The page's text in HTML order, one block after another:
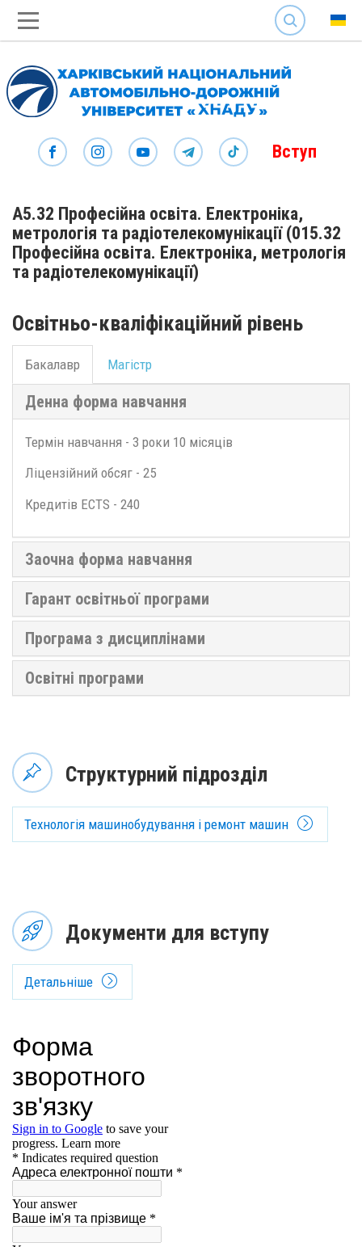
SEARCH
Вступ
А5.32 Професійна освіта. Електроніка,
метрологія та радіотелекомунікації (015.32
Професійна освіта. Електроніка, метрологія
та радіотелекомунікації)
Освітньо-кваліфікаційний рівень
Бакалавр Магістр
Денна форма навчання
Термін навчання - 3 роки 10 місяців
Ліцензійний обсяг - 25
Кредитів ECTS - 240
Заочна форма навчання
Гарант освітньої програми
Програма з дисциплінами
Освітні програми
Структурний підрозділ
Технологія машинобудування і ремонт машин
Документи для вступу
Детальніше